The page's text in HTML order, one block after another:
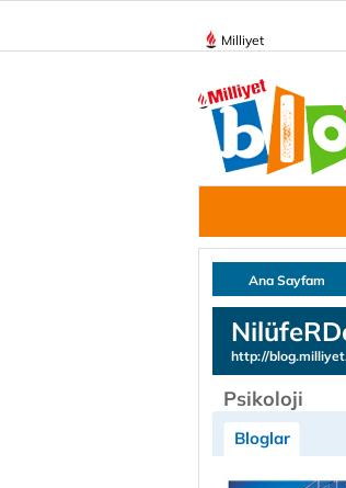
Milliyet
Ana Sayfam
http://
Psikoloji
Bloglar